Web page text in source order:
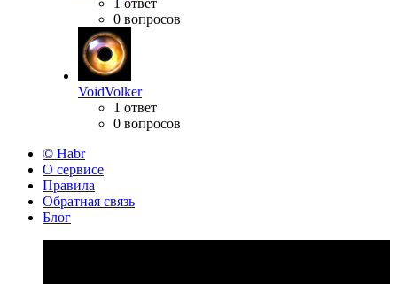
1 ответ
0 вопросов
VoidVolker
1 ответ
0 вопросов
© Habr
О сервисе
Правила
Обратная связь
Блог